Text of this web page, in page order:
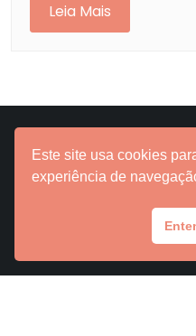
Leia Mais
Fale com
Este site usa cookies
experiência de